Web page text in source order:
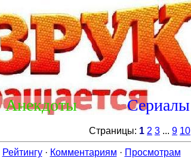
Анекдоты Сериалы
Страницы: 1 2 3 ... 9 10
Рейтингу· Комментариям · Просмотрам